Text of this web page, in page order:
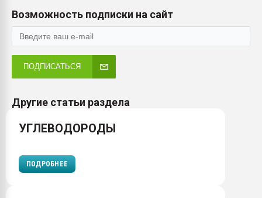
Возможность подписки на сайт
ПОДПИСАТЬСЯ
Другие статьи раздела
УГЛЕВОДОРОДЫ
ПОДРОБНЕЕ